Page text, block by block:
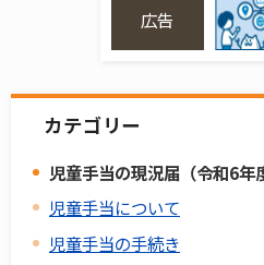
広告
カテゴリー
児童手当の現況届（令和6年
児童手当について
児童手当の手続き